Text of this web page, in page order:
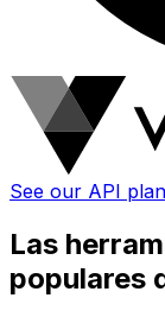
See our API
Las
populares